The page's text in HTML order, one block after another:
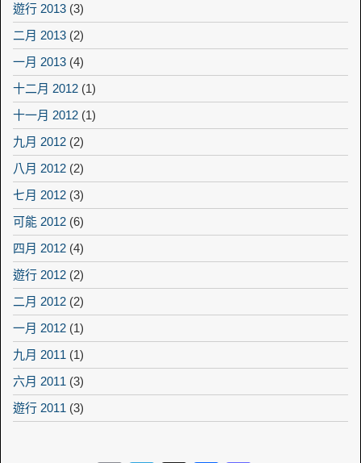
遊行 2013 (3)
二月 2013 (2)
一月 2013 (4)
十二月 2012 (1)
十一月 2012 (1)
九月 2012 (2)
八月 2012 (2)
七月 2012 (3)
可能 2012 (6)
四月 2012 (4)
遊行 2012 (2)
二月 2012 (2)
一月 2012 (1)
九月 2011 (1)
六月 2011 (3)
遊行 2011 (3)